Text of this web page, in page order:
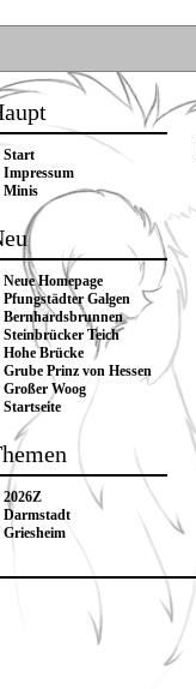
Start
Impressum
Minis
Neue Homepage
Pfungstädter Galgen
Bernhardsbrunnen
Steinbrücker Teich
Hohe Brücke
Grube Prinz von Hessen
Großer Woog
Startseite
2026Z
Darmstadt
Griesheim